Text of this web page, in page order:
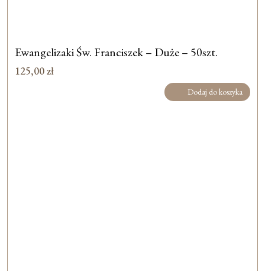
Ewangelizaki Św. Franciszek – Duże – 50szt.
125,00zł
Dodaj do koszyka